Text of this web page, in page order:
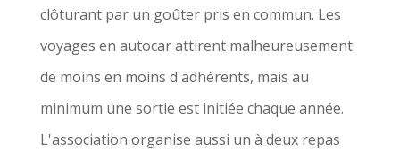
clôturant par un goûter pris en commun. Les
voyages en autocar attirent malheureusement
de moins en moins d'adhérents, mais au
minimum une sortie est initiée chaque année.
L'association organise aussi un à deux repas